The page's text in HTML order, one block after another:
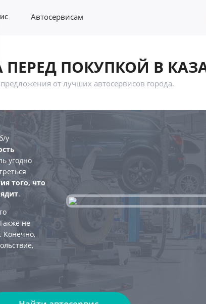
Автосервисам
ПОКУПКОЙ В
от лучших автосервисов города.
у
угодно
того, что
.
не
Конечно,